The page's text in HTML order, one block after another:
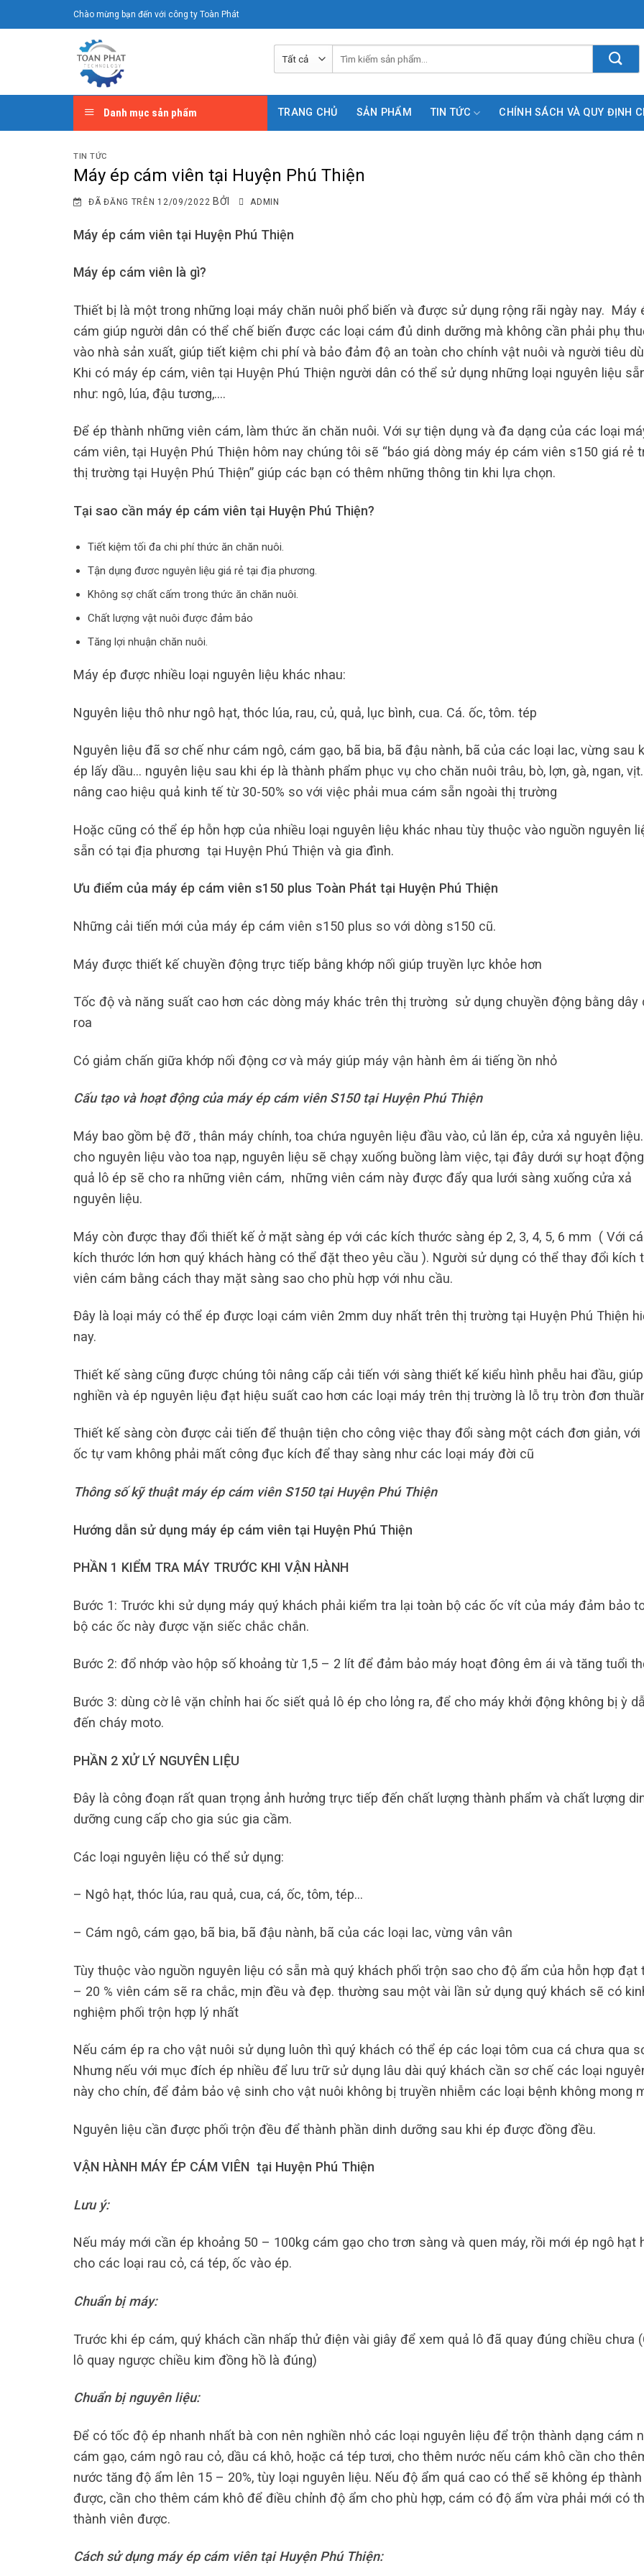
đến
Chào mừng bạn đến với công ty Toàn Phát
Danh mục sản phẩm TRANG CHỦ SẢN PHẨM TIN TỨC CHÍNH SÁCH VÀ QUY ĐỊNH
TIN TỨC
Máy ép cám viên tại Huyện Phú Thiện
ĐÃ ĐĂNG TRÊN 12/09/2022 BỞI ADMIN
Máy ép cám viên tại Huyện Phú Thiện
Máy ép cám viên là gì?
Thiết bị là một trong những loại máy chăn nuôi phổ biến và được sử dụng rộng rãi ngày nay. Máy
cám giúp người dân có thể chế biến được các loại cám đủ dinh dưỡng mà không cần phải phụ
vào nhà sản xuất, giúp tiết kiệm chi phí và bảo đảm độ an toàn cho chính vật nuôi và người tiêu
Khi có máy ép cám, viên tại Huyện Phú Thiện người dân có thể sử dụng những loại nguyên liệu
như: ngô, lúa, đậu tương,….
Để ép thành những viên cám, làm thức ăn chăn nuôi. Với sự tiện dụng và đa dạng của các loại
cám viên, tại Huyện Phú Thiện hôm nay chúng tôi sẽ “báo giá dòng máy ép cám viên s150 giá rẻ
thị trường tại Huyện Phú Thiện” giúp các bạn có thêm những thông tin khi lựa chọn.
Tại sao cần máy ép cám viên tại Huyện Phú Thiện?
Tiết kiệm tối đa chi phí thức ăn chăn nuôi.
Tận dụng đươc nguyên liệu giá rẻ tại địa phương.
Không sợ chất cấm trong thức ăn chăn nuôi.
Chất lượng vật nuôi được đảm bảo
Tăng lợi nhuận chăn nuôi.
Máy ép được nhiều loại nguyên liệu khác nhau:
Nguyên liệu thô như ngô hạt, thóc lúa, rau, củ, quả, lục bình, cua. Cá. ốc, tôm. tép
Nguyên liệu đã sơ chế như cám ngô, cám gạo, bã bia, bã đậu nành, bã của các loại lac, vừng sau
ép lấy dầu… nguyên liệu sau khi ép là thành phẩm phục vụ cho chăn nuôi trâu, bò, lợn, gà, ngan,
nâng cao hiệu quả kinh tế từ 30-50% so với việc phải mua cám sẵn ngoài thị trường
Hoặc cũng có thể ép hỗn hợp của nhiều loại nguyên liệu khác nhau tùy thuộc vào nguồn nguyên
sẵn có tại địa phương tại Huyện Phú Thiện và gia đình.
Ưu điểm của máy ép cám viên s150 plus Toàn Phát tại Huyện Phú Thiện
Những cải tiến mới của máy ép cám viên s150 plus so với dòng s150 cũ.
Máy được thiết kế chuyền động trực tiếp bằng khớp nối giúp truyền lực khỏe hơn
Tốc độ và năng suất cao hơn các dòng máy khác trên thị trường sử dụng chuyền động bằng dây
roa
Có giảm chấn giữa khớp nối động cơ và máy giúp máy vận hành êm ái tiếng ồn nhỏ
Cấu tạo và hoạt động của máy ép cám viên S150 tại Huyện Phú Thiện
Máy bao gồm bệ đỡ , thân máy chính, toa chứa nguyên liệu đầu vào, củ lăn ép, cửa xả nguyên
cho nguyên liệu vào toa nạp, nguyên liệu sẽ chạy xuống buồng làm việc, tại đây dưới sự hoạt
quả lô ép sẽ cho ra những viên cám, những viên cám này được đẩy qua lưới sàng xuống cửa xả
nguyên liệu.
Máy còn được thay đổi thiết kế ở mặt sàng ép với các kích thước sàng ép 2, 3, 4, 5, 6 mm ( Với
kích thước lớn hơn quý khách hàng có thể đặt theo yêu cầu ). Người sử dụng có thể thay đổi kích
viên cám bằng cách thay mặt sàng sao cho phù hợp với nhu cầu.
Đây là loại máy có thể ép được loại cám viên 2mm duy nhất trên thị trường tại Huyện Phú Thiện
nay.
Thiết kế sàng cũng được chúng tôi nâng cấp cải tiến với sàng thiết kế kiểu hình phễu hai đầu, giúp
nghiền và ép nguyên liệu đạt hiệu suất cao hơn các loại máy trên thị trường là lỗ trụ tròn đơn
Thiết kế sàng còn được cải tiến để thuận tiện cho công việc thay đổi sàng một cách đơn giản, với
ốc tự vam không phải mất công đục kích để thay sàng như các loại máy đời cũ
Thông số kỹ thuật máy ép cám viên S150 tại Huyện Phú Thiện
Hướng dẫn sử dụng máy ép cám viên tại Huyện Phú Thiện
PHẦN 1 KIỂM TRA MÁY TRƯỚC KHI VẬN HÀNH
Bước 1: Trước khi sử dụng máy quý khách phải kiểm tra lại toàn bộ các ốc vít của máy đảm bảo
bộ các ốc này được vặn siếc chắc chắn.
Bước 2: đổ nhớp vào hộp số khoảng từ 1,5 – 2 lít để đảm bảo máy hoạt đông êm ái và tăng tuổi
Bước 3: dùng cờ lê vặn chỉnh hai ốc siết quả lô ép cho lỏng ra, để cho máy khởi động không bị ỳ
đến cháy moto.
PHẦN 2 XỬ LÝ NGUYÊN LIỆU
Đây là công đoạn rất quan trọng ảnh hưởng trực tiếp đến chất lượng thành phẩm và chất lượng
dưỡng cung cấp cho gia súc gia cầm.
Các loại nguyên liệu có thể sử dụng:
– Ngô hạt, thóc lúa, rau quả, cua, cá, ốc, tôm, tép…
– Cám ngô, cám gạo, bã bia, bã đậu nành, bã của các loại lac, vừng vân vân
Tùy thuộc vào nguồn nguyên liệu có sẵn mà quý khách phối trộn sao cho độ ẩm của hỗn hợp đạt
– 20 % viên cám sẽ ra chắc, mịn đều và đẹp. thường sau một vài lần sử dụng quý khách sẽ có
nghiệm phối trộn hợp lý nhất
Nếu cám ép ra cho vật nuôi sử dụng luôn thì quý khách có thể ép các loại tôm cua cá chưa qua
Nhưng nếu với mục đích ép nhiều để lưu trữ sử dụng lâu dài quý khách cần sơ chế các loại
này cho chín, để đảm bảo vệ sinh cho vật nuôi không bị truyền nhiễm các loại bệnh không mong
Nguyên liệu cần được phối trộn đều để thành phần dinh dưỡng sau khi ép được đồng đều.
VẬN HÀNH MÁY ÉP CÁM VIÊN tại Huyện Phú Thiện
Lưu ý:
Nếu máy mới cần ép khoảng 50 – 100kg cám gạo cho trơn sàng và quen máy, rồi mới ép ngô hạt
cho các loại rau cỏ, cá tép, ốc vào ép.
Chuẩn bị máy:
Trước khi ép cám, quý khách cần nhấp thử điện vài giây để xem quả lô đã quay đúng chiều chưa
lô quay ngược chiều kim đồng hồ là đúng)
Chuẩn bị nguyên liệu:
Để có tốc độ ép nhanh nhất bà con nên nghiền nhỏ các loại nguyên liệu để trộn thành dạng cám
cám gạo, cám ngô rau cỏ, dầu cá khô, hoặc cá tép tươi, cho thêm nước nếu cám khô cần cho
nước tăng độ ẩm lên 15 – 20%, tùy loại nguyên liệu. Nếu độ ẩm quá cao có thể sẽ không ép thành
được, cần cho thêm cám khô để điều chỉnh độ ẩm cho phù hợp, cám có độ ẩm vừa phải mới có
thành viên được.
Cách sử dụng máy ép cám viên tại Huyện Phú Thiện: